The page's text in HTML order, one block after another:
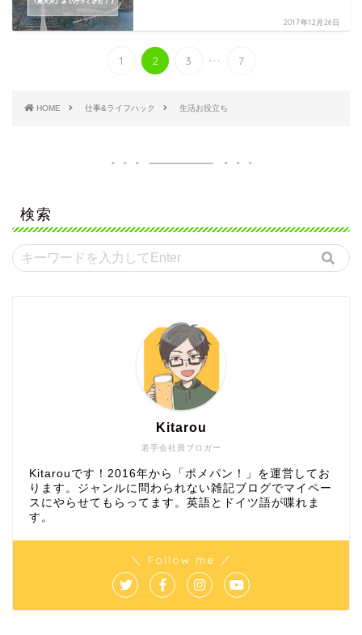
2017年12月26日
1 2 3 ... 7
HOME 仕事&ライフハック 生活お役立ち
検索
若手会社員ブロガー
Kitarou
Kitarouです！2016年から「ポメパン！」を運営してお
ります。ジャンルに問わられない雑記ブログでマイペー
スにやらせてもらってます。英語とドイツ語が喋れま
す。
＼ Follow me ／